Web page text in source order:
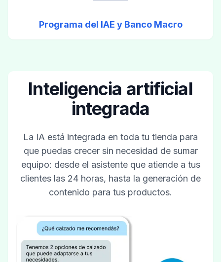
Programa del IAE y Banco Macro
Inteligencia artificial
integrada
La IA está integrada en toda tu tienda para
que puedas crecer sin necesidad de sumar
equipo: desde el asistente que atiende a tus
clientes las 24 horas, hasta la generación de
contenido para tus productos.